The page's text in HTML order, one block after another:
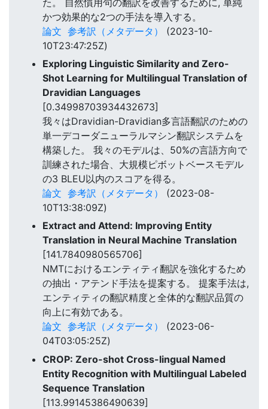
かつ効果的な2つの手法を導入する。
論文 参考訳（メタデータ）
(2023-10-
10T23:47:25Z)
Exploring Linguistic Similarity and Zero-
Shot Learning for Multilingual Translation of
Dravidian Languages
[0.34998703934432673]
我々はDravidian-Dravidian多言語翻訳のための
単一デコーダニューラルマシン翻訳システムを
構築した。 我々のモデルは、50%の言語方向で
訓練された場合、大規模ピボットベースモデル
の3 BLEU以内のスコアを得る。
論文 参考訳（メタデータ）
(2023-08-
10T13:38:09Z)
Extract and Attend: Improving Entity
Translation in Neural Machine Translation
[141.7840980565706]
NMTにおけるエンティティ翻訳を強化するため
の抽出・アテンド手法を提案する。 提案手法は,
エンティティの翻訳精度と全体的な翻訳品質の
向上に有効である。
論文 参考訳（メタデータ）
(2023-06-
04T03:05:25Z)
CROP: Zero-shot Cross-lingual Named
Entity Recognition with Multilingual Labeled
Sequence Translation
[113.99145386490639]